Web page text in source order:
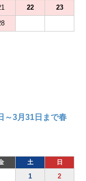
22 23
～3月31日まで春
土 日
1 2